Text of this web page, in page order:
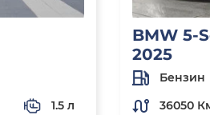
1.5 л
BMW 5-
2025
Бензин
36050